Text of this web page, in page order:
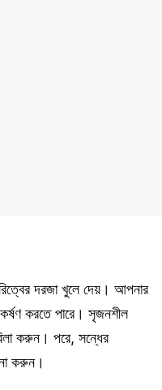
দরজা খুলে দেয়। আপনার
করতে পারে। সৃজনশীল
করুন। পরে, সন্ধের
করুন।